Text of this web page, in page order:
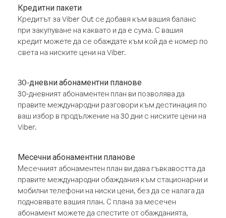
Кредитни пакети
Кредитът за Viber Out се добавя към вашия баланс
при закупуване на каквато и да е сума. С вашия
кредит можете да се обаждате към кой да е номер по
света на ниските цени на Viber.
30-дневни абонаментни планове
30-дневният абонаментен план ви позволява да
правите международни разговори към дестинация по
ваш избор в продължение на 30 дни с ниските цени на
Viber.
Месечни абонаментни планове
Месечният абонаментен план ви дава гъвкавостта да
правите международни обаждания към стационарни и
мобилни телефони на ниски цени, без да се налага да
подновявате вашия план. С плана за месечен
абонамент можете да спестите от обажданията,